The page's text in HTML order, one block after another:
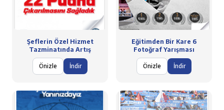
Şeflerin Özel Hizmet
Tazminatında Artış
Önizle İndir
Eğitimden Bir Kare 6
Fotoğraf Yarışması
Önizle İndir